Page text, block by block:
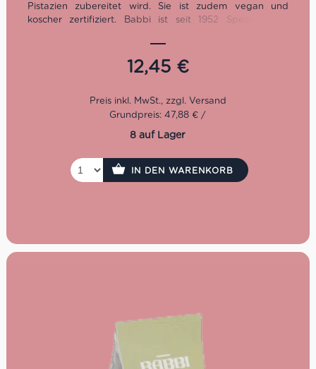
Pistazien zubereitet wird. Sie ist zudem vegan und
koscher zertifiziert. Babbi ist seit 1952 Spezialist für
Brotaufstriche, wie diese Pistaziencreme, sind eine ganz
eigene Kategorie für sich und muss unbedingt probiert
12,45 €
Grundpreis: 47,88 € /
8 auf Lager
IN DEN WARENKORB